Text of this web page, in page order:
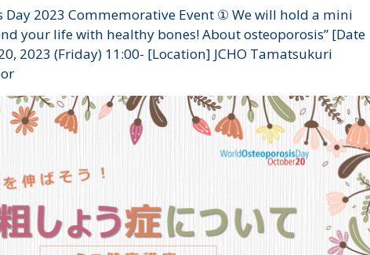
Day 2023 Commemorative Event ① We will hold a mini
your life with healthy bones! About osteoporosis” [Date
2023 (Friday) 11:00- [Location] JCHO Tamatsukuri